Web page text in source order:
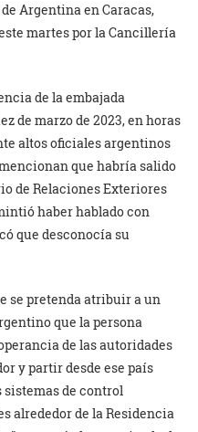
Argentina en Caracas,
martes por la Cancillería
de la embajada
de marzo de 2023, en horas
altos oficiales argentinos
que habría salido
de Relaciones Exteriores
haber hablado con
que desconocía su
se pretenda atribuir a un
que la persona
de las autoridades
y partir desde ese país
de control
alrededor de la Residencia